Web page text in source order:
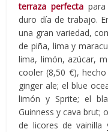
terraza perfectapara
duro día de trabajo.
una gran variedad,
de piña, lima y
lima, limón, azúcar,
cooler (8,50 €),
ginger ale; el blue
limón y Sprite; el
Guinness y cava brut;
de licores de